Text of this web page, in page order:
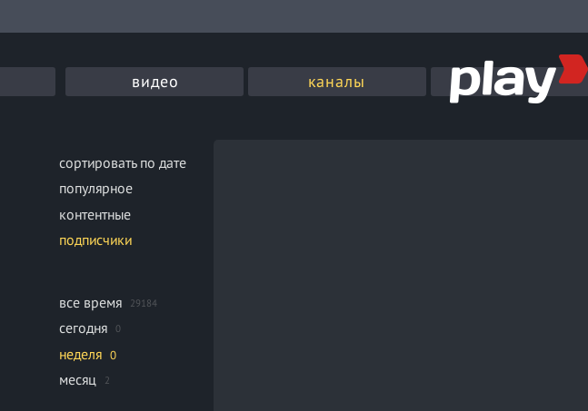
видео каналы
сортировать по дате
популярное
контентные
подписчики
все время 29184
сегодня 0
неделя 0
месяц 2